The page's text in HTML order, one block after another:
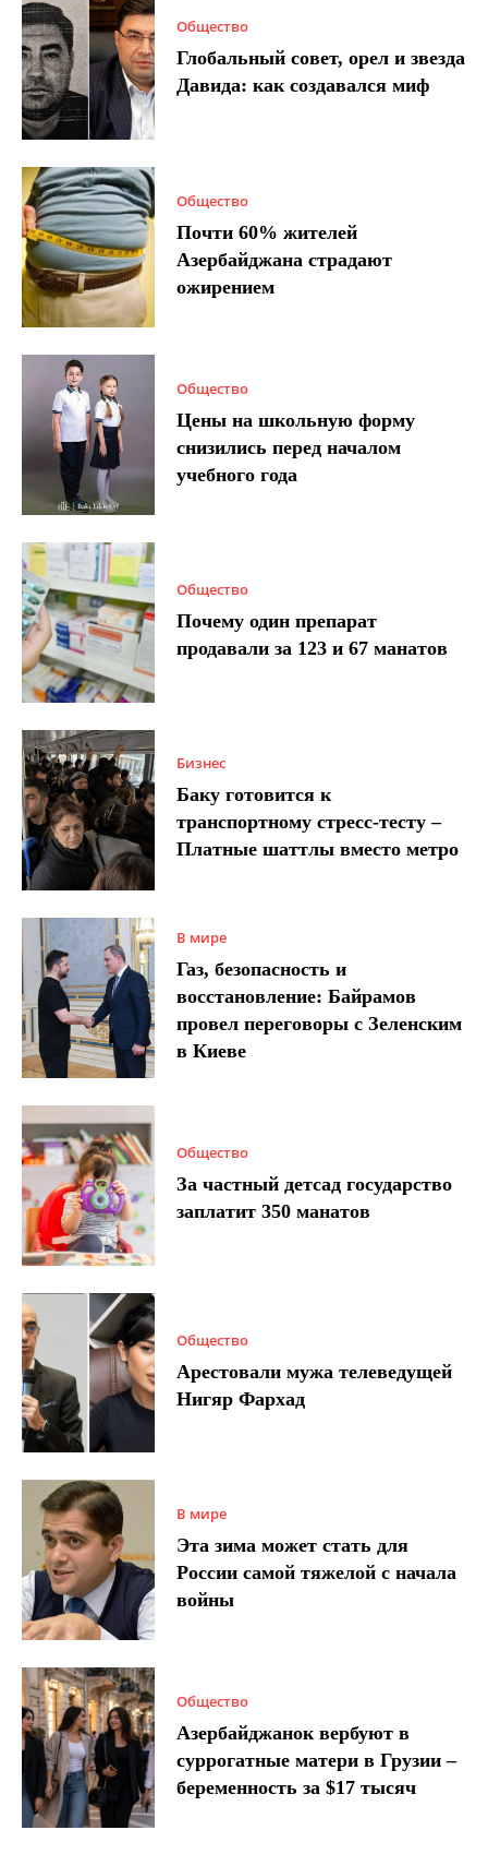
Общество
Глобальный совет, орел и звезда
Давида: как создавался миф
Общество
Почти 60% жителей
Азербайджана страдают
ожирением
Общество
Цены на школьную форму
снизились перед началом
учебного года
Общество
Почему один препарат
продавали за 123 и 67 манатов
Бизнес
Баку готовится к
транспортному стресс-тесту –
Платные шаттлы вместо метро
В мире
Газ, безопасность и
восстановление: Байрамов
провел переговоры с Зеленским
в Киеве
Общество
За частный детсад государство
заплатит 350 манатов
Общество
Арестовали мужа телеведущей
Нигяр Фархад
В мире
Эта зима может стать для
России самой тяжелой с начала
войны
Общество
Азербайджанок вербуют в
суррогатные матери в Грузии –
беременность за $17 тысяч